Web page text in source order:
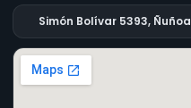
Simón Bolívar 5393,